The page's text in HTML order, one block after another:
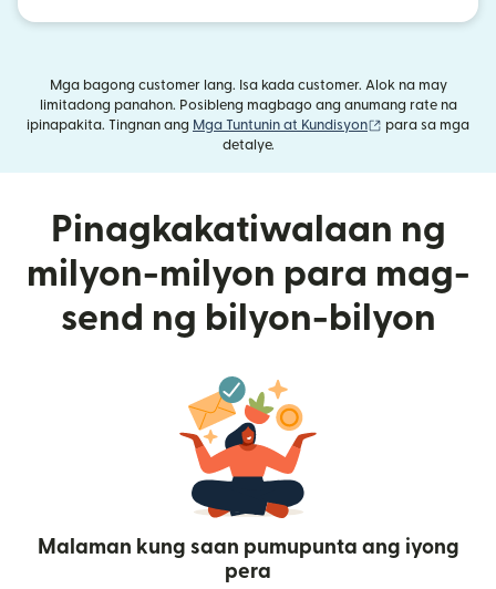
Mga bagong customer lang. Isa kada customer. Alok na may
limitadong panahon. Posibleng magbago ang anumang rate na
ipinapakita. Tingnan ang Mga Tuntunin at Kundisyon (bubukas sa
para sa mga
detalye.
Pinagkakatiwalaan ng
milyon-milyon para mag-
send ng bilyon-bilyon
Malaman kung saan pumupunta ang iyong
pera